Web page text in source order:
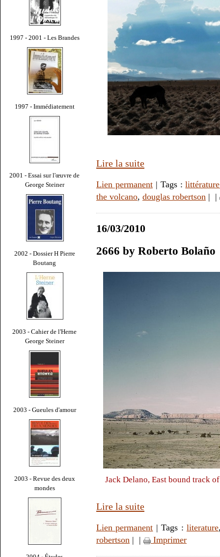
1997 - 2001 - Les Brandes
1997 - Immédiatement
2001 - Essai sur l'œuvre de
George Steiner
2002 - Dossier H Pierre
Boutang
2003 - Cahier de l'Herne
George Steiner
2003 - Gueules d'amour
2003 - Revue des deux
mondes
Lire la suite
Lien permanent| Tags :littérature
the volcano, douglas robertson | |
16/03/2010
2666 by Roberto Bolaño
Jack Delano, East bound track
Lire la suite
Lien permanent | Tags : literature
robertson | | Imprimer